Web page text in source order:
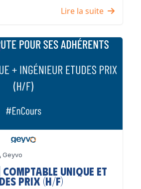
Lire la suite
Geyvo
Comptable unique et
Prix (H/F)